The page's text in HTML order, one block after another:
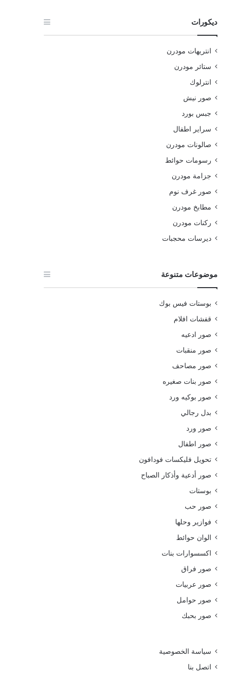
ديكورات
انتريهات مودرن
ستائر مودرن
انترلوك
صور نيش
جبس بورد
سراير اطفال
صالونات مودرن
رسومات حوائط
جزامة مودرن
صور غرف نوم
مطابخ مودرن
ركنات مودرن
ديرسات محجبات
موضوعات متنوعة
بوستات فيس بوك
قفشات افلام
صور ادعيه
صور منقبات
صور مصاحف
صور بنات صغيره
صور بوكيه ورد
بدل رجالي
صور ورد
صور اطفال
تحويل فليكسات فودافون
صور أدعية وأذكار الصباح
بوستات
صور حب
فوازير وحلها
الوان حوائط
اكسسوارات بنات
صور فراق
صور عربيات
صور حوامل
صور بحبك
سياسة الخصوصية
اتصل بنا